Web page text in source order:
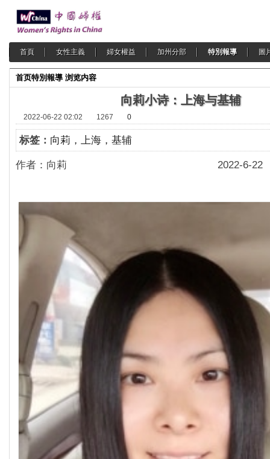
首頁 女性主義 婦女權益 加州分部 特別報導 圖
首页特別報導 浏览内容
向莉小诗：上海与基辅
2022-06-22 02:02 1267 0
标签： 向莉，上海，基辅
作者：向莉 2022-6-22